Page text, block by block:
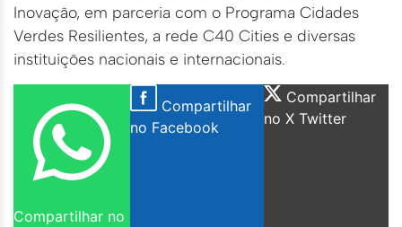
Inovação, em parceria com o Programa Cidades
Verdes Resilientes, a rede C40 Cities e diversas
instituições nacionais e internacionais.
Compartilhar no
Compartilhar
no Facebook
Compartilhar
no X Twitter